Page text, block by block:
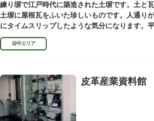
練り塀で江戸時代に築造された土塀です。土と
土塀に屋根瓦をふいた珍しいものです。人通り
にタイムスリップしたような気分になります。
まちかど賞」を受賞しました。
谷中エリア
皮革産業資料館